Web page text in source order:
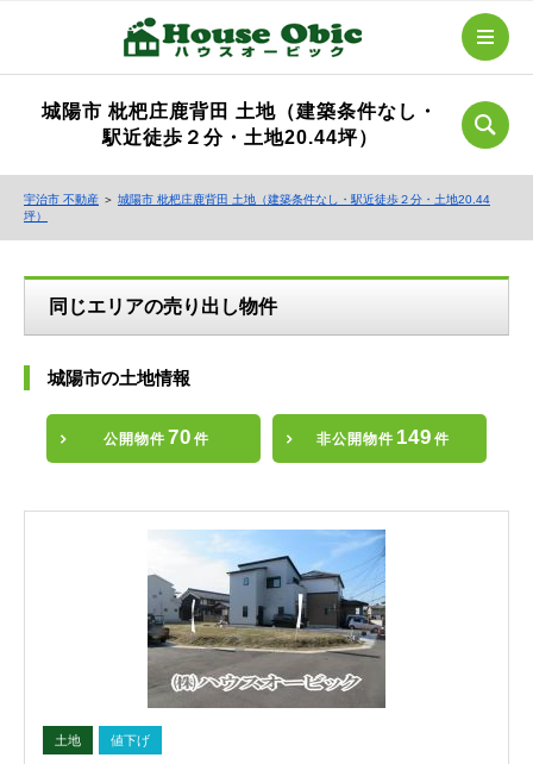
城陽市 枇杷庄鹿背田 土地（建築条件なし・
駅近徒歩２分・土地20.44坪）
宇治市 不動産 ＞ 城陽市 枇杷庄鹿背田 土地（建築条件なし・駅近徒歩２分・土地20.44
坪）
同じエリアの売り出し物件
城陽市の土地情報
公開物件 70 件 非公開物件 149 件
土地 値下げ